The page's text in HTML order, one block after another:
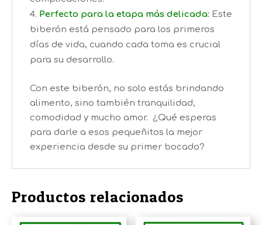
Perfecto para la etapa más delicada: Este
biberón está pensado para los primeros
días de vida, cuando cada toma es crucial
para su desarrollo.
Con este biberón, no solo estás brindando
alimento, sino también tranquilidad,
comodidad y mucho amor. ¿Qué esperas
para darle a esos pequeñitos la mejor
experiencia desde su primer bocado?
Productos relacionados